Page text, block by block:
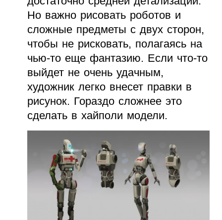
Но важно рисовать роботов и
сложные предметы с двух сторон,
чтобы не рисковать, полагаясь на
чью-то еще фантазию. Если что-то
выйдет не очень удачным,
художник легко внесет правки в
рисунок. Гораздо сложнее это
сделать в хайполи модели.